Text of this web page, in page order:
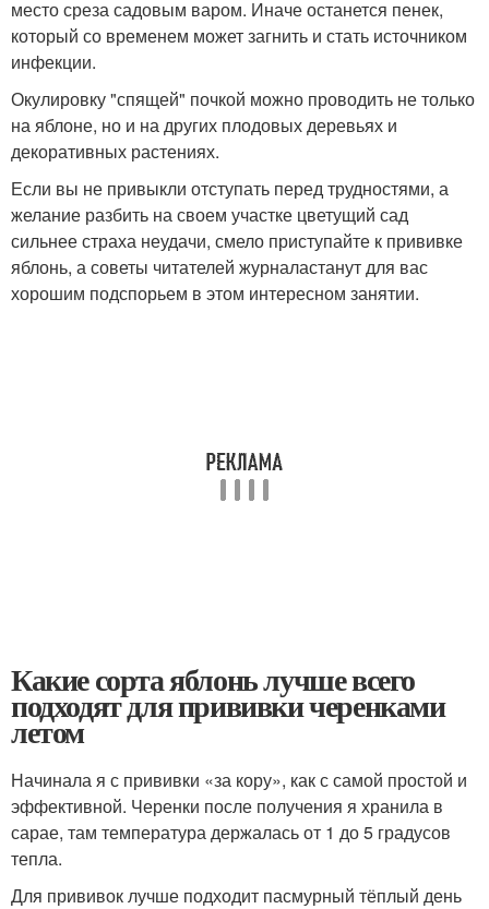
место среза садовым варом. Иначе останется пенек,
который со временем может загнить и стать источником
инфекции.
Окулировку "спящей" почкой можно проводить не только
на яблоне, но и на других плодовых деревьях и
декоративных растениях.
Если вы не привыкли отступать перед трудностями, а
желание разбить на своем участке цветущий сад
сильнее страха неудачи, смело приступайте к прививке
яблонь, а советы читателей журналастанут для вас
хорошим подспорьем в этом интересном занятии.
Какие сорта яблонь лучше всего
подходят для прививки черенками
летом
Начинала я с прививки «за кору», как с самой простой и
эффективной. Черенки после получения я хранила в
сарае, там температура держалась от 1 до 5 градусов
тепла.
Для прививок лучше подходит пасмурный тёплый день